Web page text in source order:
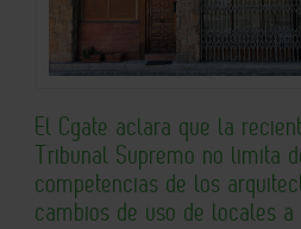
El Cgate aclara que la
Tribunal Supremo no limita
competencias de los
cambios de uso de locales a